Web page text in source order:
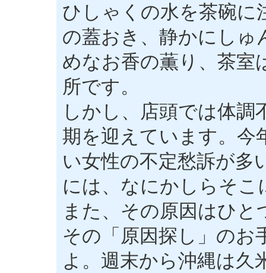
ひしゃくの水を茶碗に
の蓋おき、静かにしゅ
めなお香の薫り、茶室
所です。
しかし、店頭では体
期を迎えています。今
い女性の不定愁訴が多
には、なにかしらそ
また、その原因はひ
その「原因探し」のお
よ。週末から沖縄は久